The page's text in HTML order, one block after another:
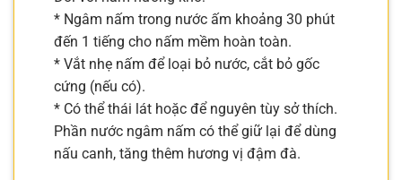
* Ngâm nấm trong nước ấm khoảng 30 phút
đến 1 tiếng cho nấm mềm hoàn toàn.
* Vắt nhẹ nấm để loại bỏ nước, cắt bỏ gốc
cứng (nếu có).
* Có thể thái lát hoặc để nguyên tùy sở thích.
Phần nước ngâm nấm có thể giữ lại để dùng
nấu canh, tăng thêm hương vị đậm đà.